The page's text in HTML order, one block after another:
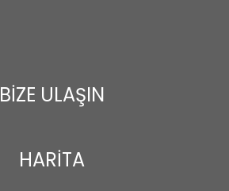
BİZE ULAŞIN
HARİTA